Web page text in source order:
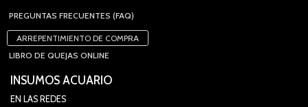
PREGUNTAS FRECUENTES (FAQ)
ARREPENTIMIENTO DE COMPRA
LIBRO DE QUEJAS ONLINE
INSUMOS ACUARIO
EN LAS REDES